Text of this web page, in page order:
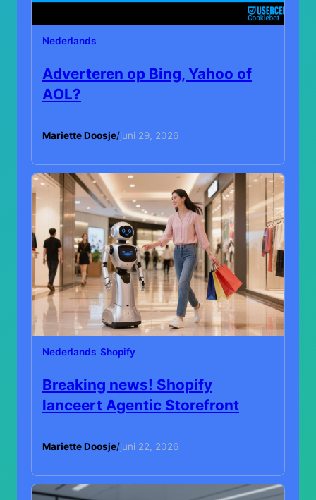
Nederlands
Adverteren op Bing, Yahoo of
AOL?
Mariette Doosje/juni 29, 2026
Nederlands Shopify
Breaking news! Shopify
lanceert Agentic Storefront
Mariette Doosje/juni 22, 2026